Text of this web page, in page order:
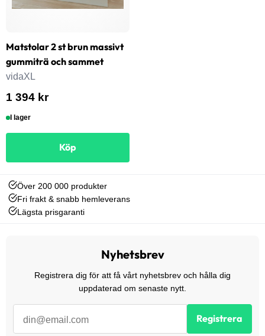
Matstolar 2 st brun massivt
gummiträ och sammet
vidaXL
1 394 kr
I lager
Köp
Över 200 000 produkter
Fri frakt & snabb hemleverans
Lägsta prisgaranti
Nyhetsbrev
Registrera dig för att få vårt nyhetsbrev och hålla dig
uppdaterad om senaste nytt.
Registrera